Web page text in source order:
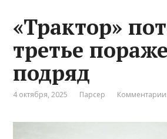
«Трактор»
третье
подряд
4 октября, 2025 Парсер